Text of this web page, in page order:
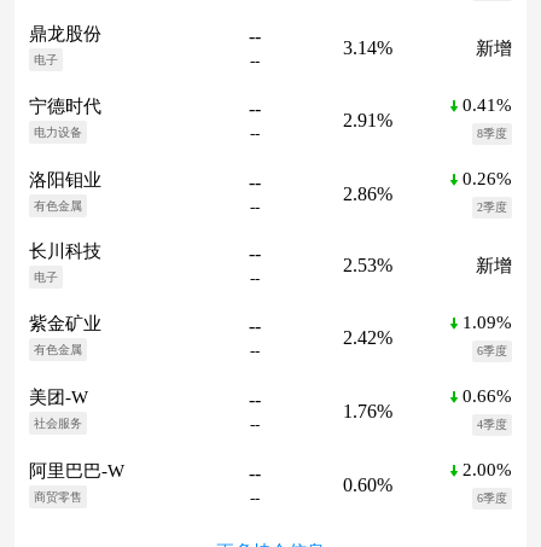
鼎龙股份
电子
--
--
3.14% 新增
宁德时代
电力设备
--
--
2.91%
0.41%
8季度
洛阳钼业
有色金属
--
--
2.86%
0.26%
2季度
长川科技
电子
--
--
2.53% 新增
紫金矿业
有色金属
--
--
2.42%
1.09%
6季度
美团-W
社会服务
--
--
1.76%
0.66%
4季度
阿里巴巴-W
商贸零售
--
--
0.60%
2.00%
6季度